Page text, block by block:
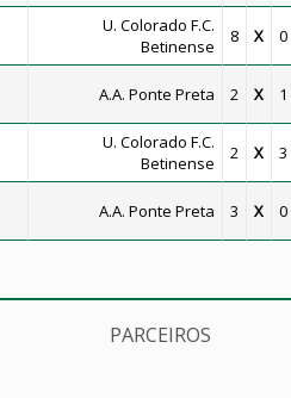
U. Colorado F.C.
Betinense
8 X 0
A.A. Ponte Preta 2 X 1
U. Colorado F.C.
Betinense
2 X 3
A.A. Ponte Preta 3 X 0
PARCEIROS